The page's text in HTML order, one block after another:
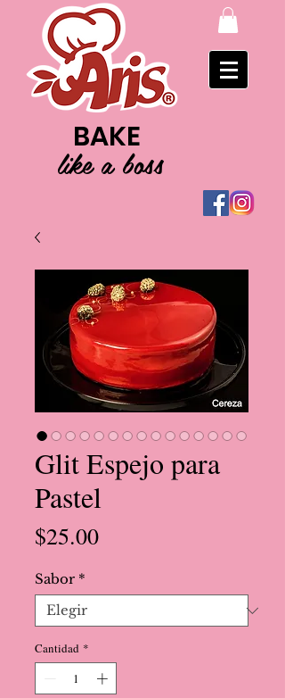
BAKE
like a boss
Glit Espejo para
Pastel
$25.00Precio
Sabor *
Cantidad *